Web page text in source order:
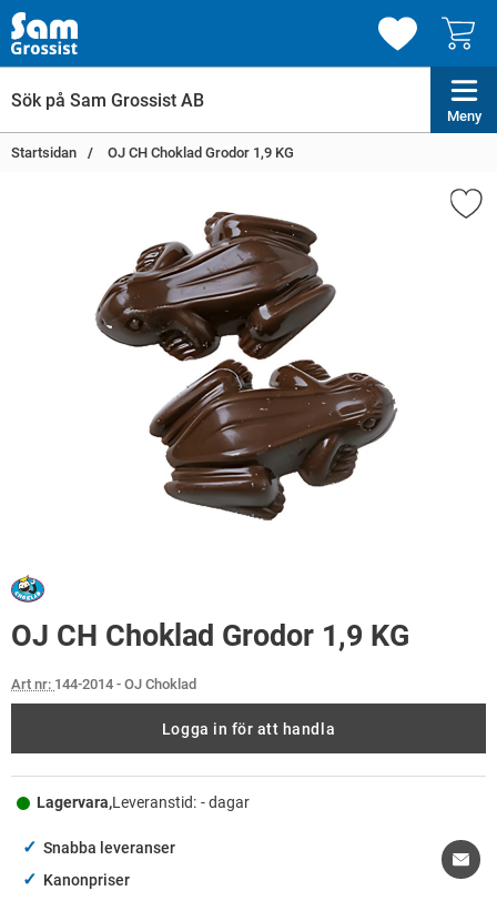
Meny
Startsidan OJ CH Choklad Grodor 1,9 KG
OJ CH Choklad Grodor 1,9 KG
Art nr: 144-2014 - OJ Choklad
Logga in för att handla
Lagervara,Leveranstid: - dagar
✓ Snabba leveranser
✓ Kanonpriser